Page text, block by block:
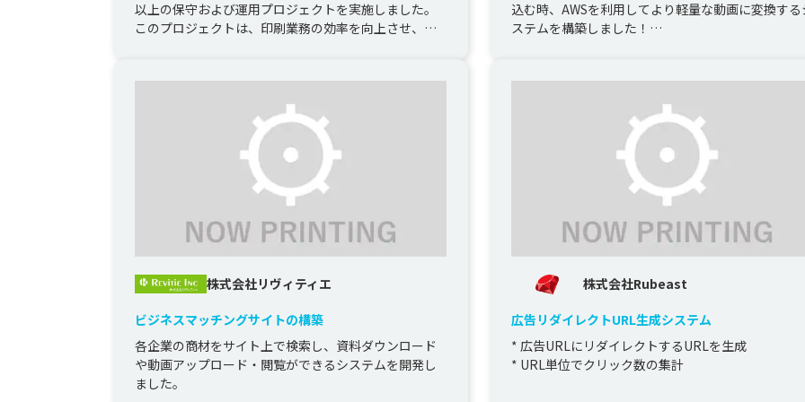
以上の保守および運用プロジェクトを実施しました。
このプロジェクトは、印刷業務の効率を向上させ、安
込む時、AWSを利用してより軽量な動画に変換する
ステムを構築しました！
株式会社リヴィティエ
ビジネスマッチングサイトの構築
各企業の商材をサイト上で検索し、資料ダウンロード
や動画アップロード・閲覧ができるシステムを開発し
ました。
株式会社Rubeast
広告リダイレクトURL生成システム
* 広告URLにリダイレクトするURLを生成
* URL単位でクリック数の集計